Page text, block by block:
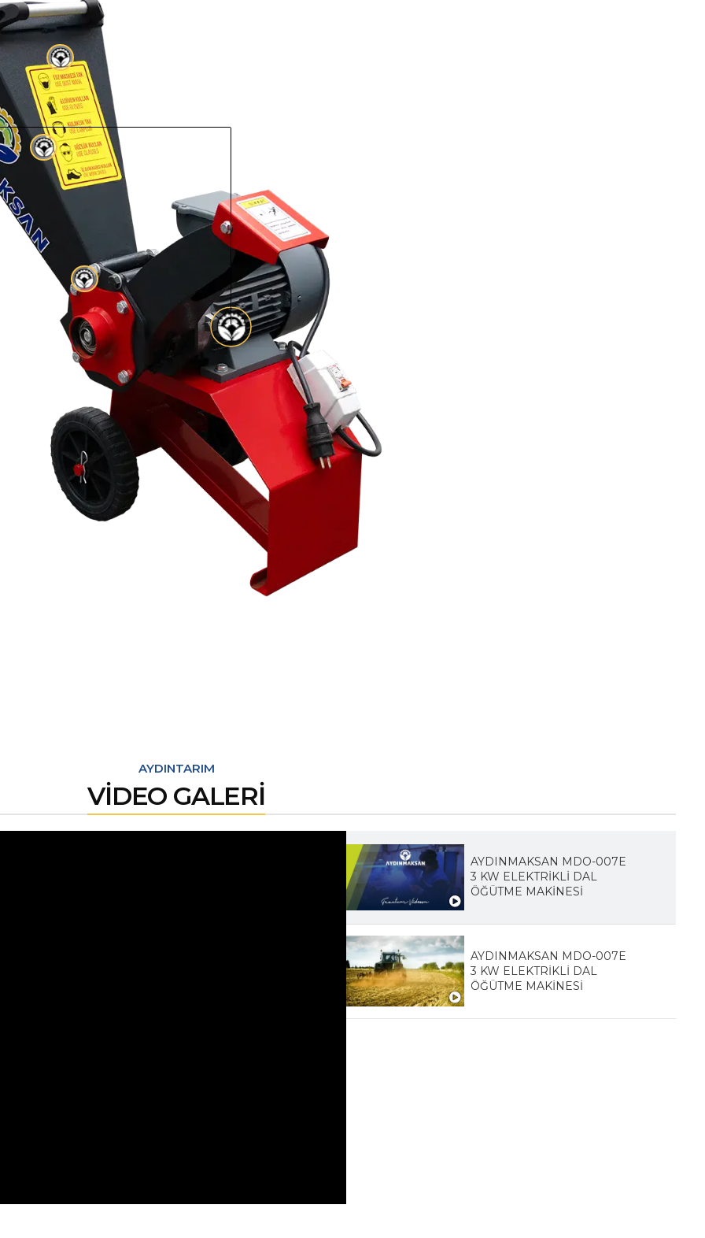
AYDINTARIM
VİDEO GALERİ
AYDINMAKSAN MDO-007E
3 KW ELEKTRİKLİ DAL
ÖĞÜTME MAKİNESİ
AYDINMAKSAN MDO-007E
3 KW ELEKTRİKLİ DAL
ÖĞÜTME MAKİNESİ